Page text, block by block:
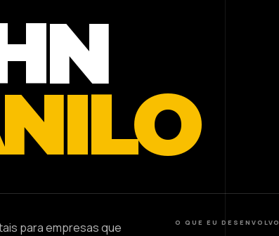
para empresas que
O QUE EU DESENVOLVO